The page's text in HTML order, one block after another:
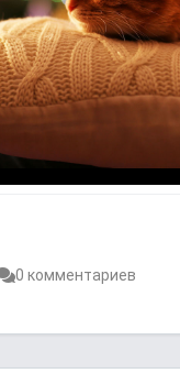
0 комментариев